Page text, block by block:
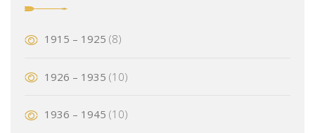
1915 – 1925 (8)
1926 – 1935 (10)
1936 – 1945 (10)